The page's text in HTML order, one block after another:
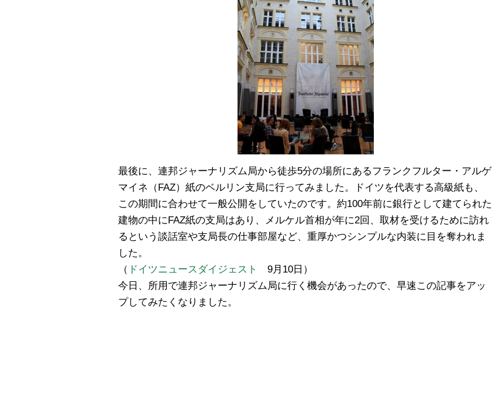
最後に、連邦ジャーナリズム局から徒歩5分の場所にあるフランクフルター・アルゲ
マイネ（FAZ）紙のベルリン支局に行ってみました。ドイツを代表する高級紙も、
この期間に合わせて一般公開をしていたのです。約100年前に銀行として建てられた
建物の中にFAZ紙の支局はあり、メルケル首相が年に2回、取材を受けるために訪れ
るという談話室や支局長の仕事部屋など、重厚かつシンプルな内装に目を奪われま
した。
（ ドイツニュースダイジェスト
9月10日）
今日、所用で連邦ジャーナリズム局に行く機会があったので、早速この記事をアッ
プしてみたくなりました。